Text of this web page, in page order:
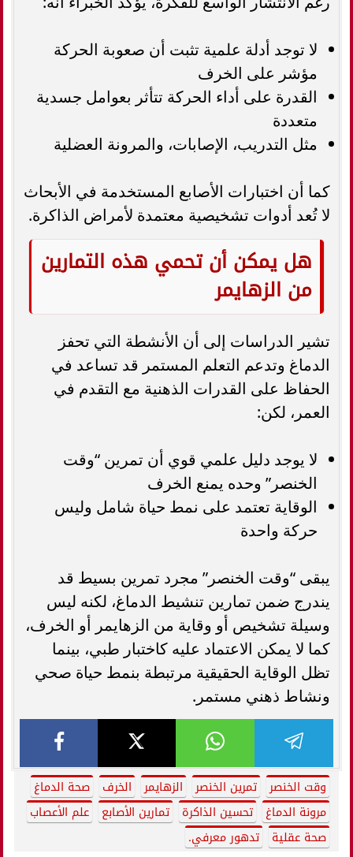
لا توجد أدلة علمية تثبت أن صعوبة الحركة
مؤشر على الخرف
القدرة على أداء الحركة تتأثر بعوامل جسدية
متعددة
مثل التدريب، الإصابات، والمرونة العضلية
كما أن اختبارات الأصابع المستخدمة في الأبحاث
لا تُعد أدوات تشخيصية معتمدة لأمراض الذاكرة.
هل يمكن أن تحمي هذه التمارين
من الزهايمر
تشير الدراسات إلى أن الأنشطة التي تحفز
الدماغ وتدعم التعلم المستمر قد تساعد في
الحفاظ على القدرات الذهنية مع التقدم في
العمر، لكن:
لا يوجد دليل علمي قوي أن تمرين “وقت
الخنصر” وحده يمنع الخرف
الوقاية تعتمد على نمط حياة شامل وليس
حركة واحدة
يبقى “وقت الخنصر” مجرد تمرين بسيط قد
يندرج ضمن تمارين تنشيط الدماغ، لكنه ليس
وسيلة تشخيص أو وقاية من الزهايمر أو الخرف،
كما لا يمكن الاعتماد عليه كاختبار طبي، بينما
تظل الوقاية الحقيقية مرتبطة بنمط حياة صحي
ونشاط ذهني مستمر.
وقت الخنصر تمرين الخنصر الزهايمر الخرف
صحة الدماغ
مرونة الدماغ
تحسين الذاكرة تمارين الأصابع
علم الأعصاب
صحة عقلية
تدهور معرفي.